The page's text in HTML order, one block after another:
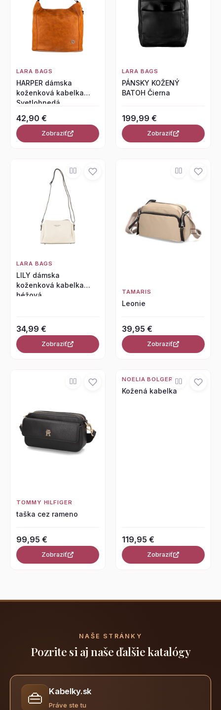
LARA BAGS
HARPER dámska
koženková kabelka
Svetlohnedá
42,90 €
Zobraziť
LARA BAGS
PÁNSKY KOŽENÝ
BATOH Čierna
199,99 €
Zobraziť
LARA BAGS
LILY dámska
koženková kabelka
béžová
34,99 €
Zobraziť
TAMARIS
Leonie
39,95 €
Zobraziť
TOMMY HILFIGER
taška cez rameno
99,95 €
Zobraziť
NOELIA BOLGER
Kožená kabelka
119,95 €
Zobraziť
NAŠE STRÁNKY
Pozrite si aj naše ďalšie katalógy
👜 Kabelky.sk
Práve ste tu